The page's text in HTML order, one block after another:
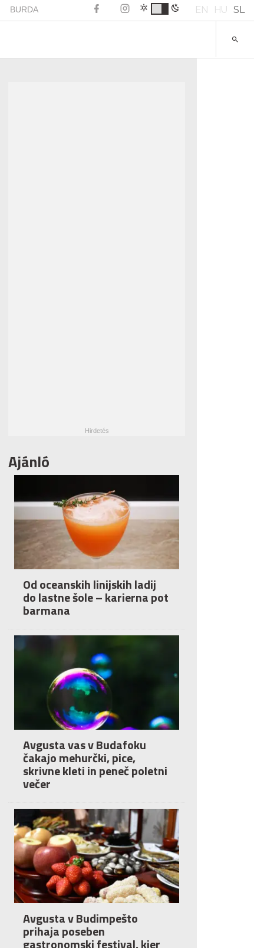
BURDA EN HU SL
Ajánló
Od oceanskih linijskih ladij
do lastne šole – karierna pot
barmana
Avgusta vas v Budafoku
čakajo mehurčki, pice,
skrivne kleti in peneč poletni
večer
Avgusta v Budimpešto
prihaja poseben
gastronomski festival, kjer